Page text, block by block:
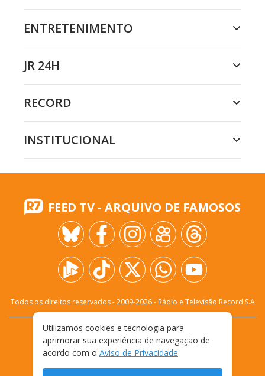
ENTRETENIMENTO
JR 24H
RECORD
INSTITUCIONAL
FEED TV - ARQUIVO DE FAMOSOS
Todos os direitos reservados - 2009-2026- Rádio e Televisão Record S.A
FALE CONOSCO
PRIVACIDADE
TERMOS E CONDIÇÕES DE USO
Utilizamos cookies e tecnologia para
aprimorar sua experiência de navegação de
acordo com o Aviso de Privacidade.